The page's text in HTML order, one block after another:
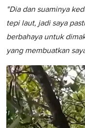
"Dia dan suaminya
tepi laut, jadi saya
berbahaya untuk
yang membuatkan